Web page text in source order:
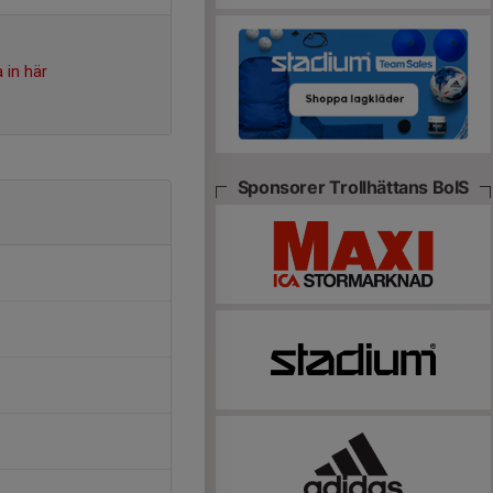
in här
Sponsorer Trollhättans BoIS